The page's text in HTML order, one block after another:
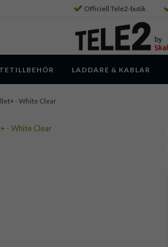
Officiell Tele2-butik
LADDARE & KABLAR
- White Clear